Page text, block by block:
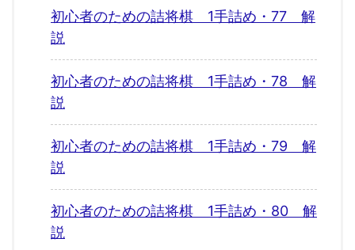
初心者のための詰将棋 1手詰め・77 解
説
初心者のための詰将棋 1手詰め・78 解
説
初心者のための詰将棋 1手詰め・79 解
説
初心者のための詰将棋 1手詰め・80 解
説